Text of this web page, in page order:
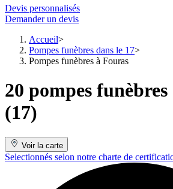
Devis personnalisés
Demander un devis
Accueil
Pompes funèbres dans le 17
Pompes funèbres à Fouras
20 pompes
(17)
Voir la carte
Selectionnés selon notre charte de